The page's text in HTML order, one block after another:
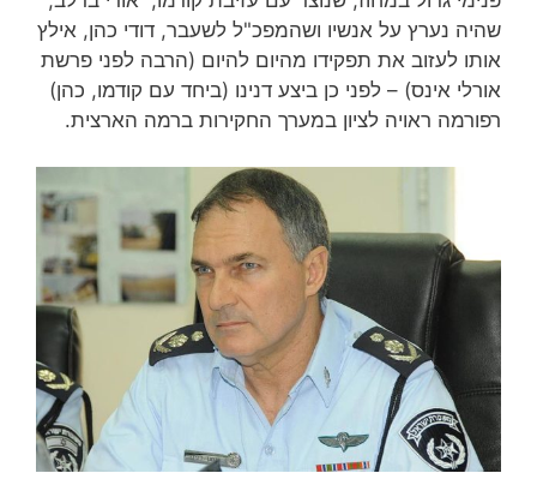
שהיה נערץ על אנשיו ושהמפכ"ל לשעבר, דודי כהן, אילץ
אותו לעזוב את תפקידו מהיום להיום (הרבה לפני פרשת
אורלי אינס) – לפני כן ביצע דנינו (ביחד עם קודמו, כהן)
רפורמה ראויה לציון במערך החקירות ברמה הארצית.